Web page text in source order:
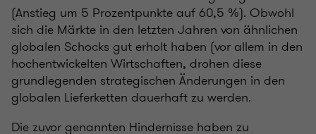
(Anstieg um 5 Prozentpunkte auf 60,5 %). Obwohl
sich die Märkte in den letzten Jahren von ähnlichen
globalen Schocks gut erholt haben (vor allem in den
hochentwickelten Wirtschaften, drohen diese
grundlegenden strategischen Änderungen in den
globalen Lieferketten dauerhaft zu werden.
Die zuvor genannten Hindernisse haben zu